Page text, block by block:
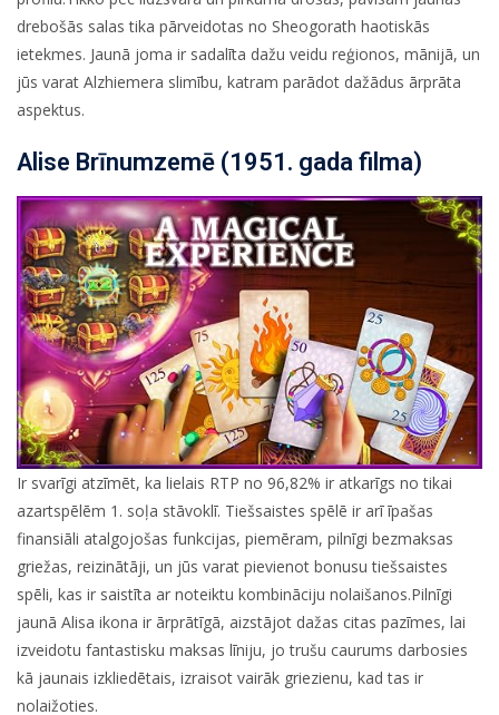
drebošās salas tika pārveidotas no Sheogorath haotiskās
ietekmes. Jaunā joma ir sadalīta dažu veidu reģionos, mānijā, un
jūs varat Alzhiemera slimību, katram parādot dažādus ārprāta
aspektus.
Alise Brīnumzemē (1951. gada filma)
Ir svarīgi atzīmēt, ka lielais RTP no 96,82% ir atkarīgs no tikai
azartspēlēm 1. soļa stāvoklī. Tiešsaistes spēlē ir arī īpašas
finansiāli atalgojošas funkcijas, piemēram, pilnīgi bezmaksas
griežas, reizinātāji, un jūs varat pievienot bonusu tiešsaistes
spēli, kas ir saistīta ar noteiktu kombināciju nolaišanos.Pilnīgi
jaunā Alisa ikona ir ārprātīgā, aizstājot dažas citas pazīmes, lai
izveidotu fantastisku maksas līniju, jo trušu caurums darbosies
kā jaunais izkliedētais, izraisot vairāk griezienu, kad tas ir
nolaižoties.